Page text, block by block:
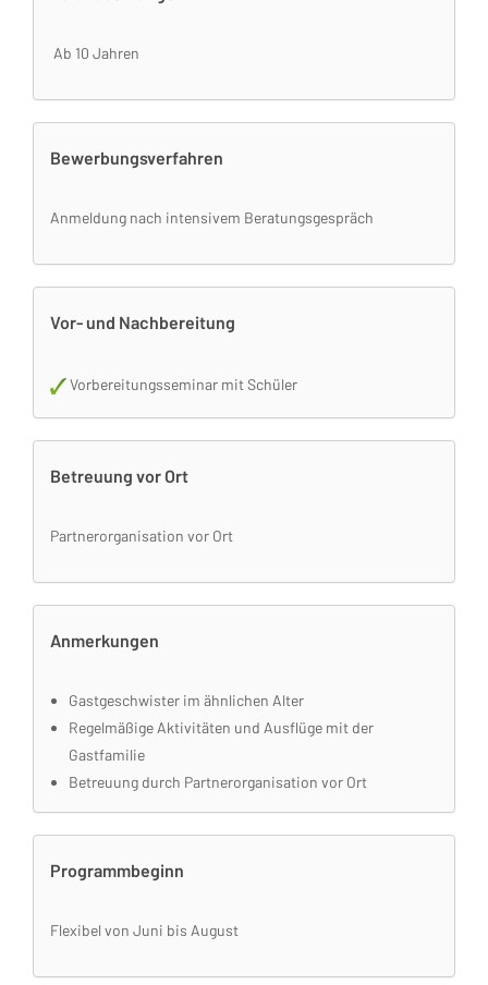
Ab 10 Jahren
Bewerbungsverfahren
Anmeldung nach intensivem Beratungsgespräch
Vor- und Nachbereitung
Vorbereitungsseminar mit Schüler
Betreuung vor Ort
Partnerorganisation vor Ort
Anmerkungen
Gastgeschwister im ähnlichen Alter
Regelmäßige Aktivitäten und Ausflüge mit der
Gastfamilie
Betreuung durch Partnerorganisation vor Ort
Programmbeginn
Flexibel von Juni bis August